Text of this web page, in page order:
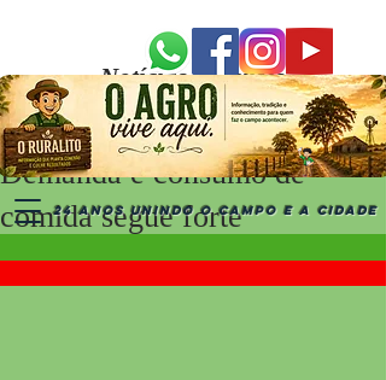
24 ANOS UNINDO O CAMPO E A CIDADE
Notícias Recentes
Demanda e consumo de
comida segue forte